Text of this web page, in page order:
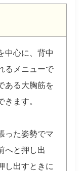
中心に、背中
るメニューで
ある大胸筋を
ます。
った姿勢でマ
へと押し出
し出すときに